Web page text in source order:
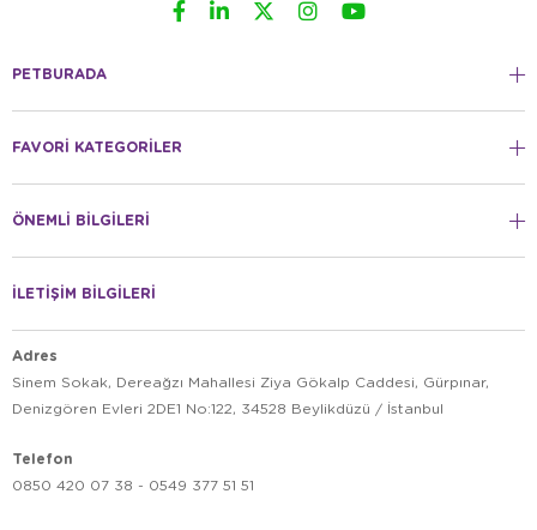
PETBURADA
FAVORİ KATEGORİLER
ÖNEMLİ BİLGİLERİ
İLETİŞİM BİLGİLERİ
Adres
Sinem Sokak, Dereağzı Mahallesi Ziya Gökalp Caddesi, Gürpınar,
Denizgören Evleri 2DE1 No:122, 34528 Beylikdüzü / İstanbul
Telefon
0850 420 07 38 - 0549 377 51 51